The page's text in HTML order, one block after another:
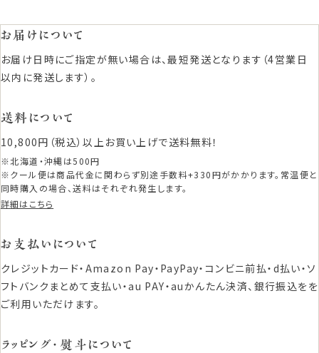
お届けについて
お届け日時にご指定が無い場合は、最短発送となります（4営業日
以内に発送します）。
送料について
10,800円（税込）以上お買い上げで送料無料！
※北海道・沖縄は500円
※クール便は商品代金に関わらず別途手数料+330円がかかります。常温便と
同時購入の場合、送料はそれぞれ発生します。
詳細はこちら
お支払いについて
クレジットカード・Amazon Pay・PayPay・コンビニ前払・d払い・ソ
フトバンクまとめて支払い・au PAY・auかんたん決済、銀行振込をを
ご利用いただけます。
ラッピング・熨斗について